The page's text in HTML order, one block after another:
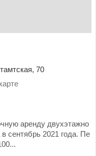
70
аренду двухэтажно
сентябрь 2021 года. Пе